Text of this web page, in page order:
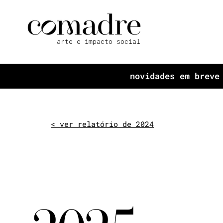
arte e impacto social
novidades em breve
< ver relatório de 2024